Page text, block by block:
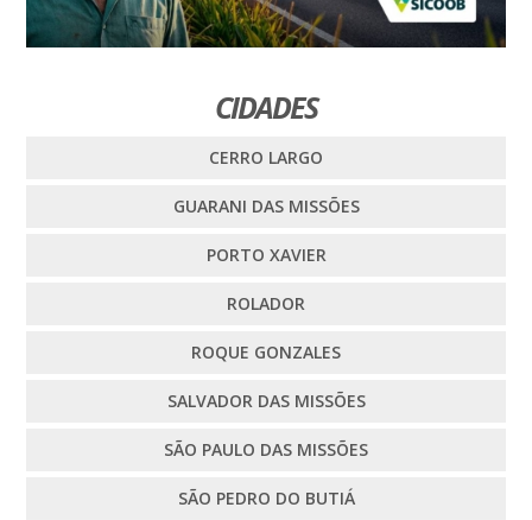
CIDADES
CERRO LARGO
GUARANI DAS MISSÕES
PORTO XAVIER
ROLADOR
ROQUE GONZALES
SALVADOR DAS MISSÕES
SÃO PAULO DAS MISSÕES
SÃO PEDRO DO BUTIÁ